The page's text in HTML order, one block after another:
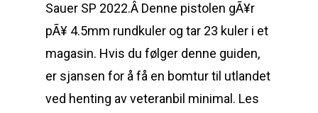
Sauer SP 2022.Â Denne pistolen gÃ¥r
pÃ¥ 4.5mm rundkuler og tar 23 kuler i et
magasin. Hvis du følger denne guiden,
er sjansen for å få en bomtur til utlandet
ved henting av veteranbil minimal. Les